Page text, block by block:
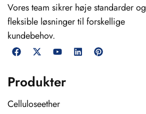
Vores team sikrer høje standarder og
fleksible løsninger til forskellige
kundebehov.
Produkter
Celluloseether